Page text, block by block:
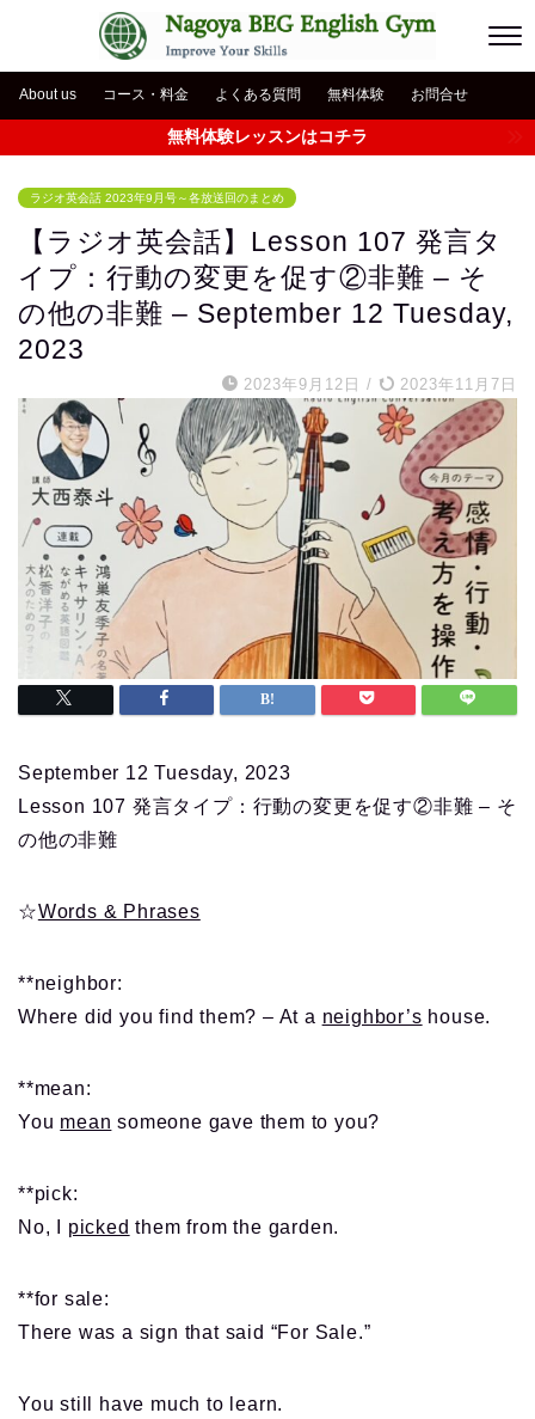
About us コース・料金 よくある質問 無料体験 お問合せ
無料体験レッスンはコチラ
ラジオ英会話 2023年9月号～各放送回のまとめ
【ラジオ英会話】Lesson 107 発言タ
イプ：行動の変更を促す②非難 – そ
の他の非難 – September 12 Tuesday,
2023
2023年9月12日 / 2023年11月7日
September 12 Tuesday, 2023
Lesson 107 発言タイプ：行動の変更を促す②非難 – そ
の他の非難
☆Words & Phrases
**neighbor:
Where did you find them? – At a neighbor’s house.
**mean:
You mean someone gave them to you?
**pick:
No, I picked them from the garden.
**for sale:
There was a sign that said “For Sale.”
You still have much to learn.